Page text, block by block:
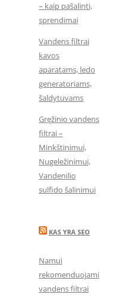
– kaip pašalinti,
sprendimai
Vandens filtrai
kavos
aparatams, ledo
generatoriams,
šaldytuvams
Gręžinio vandens
filtrai –
Minkštinimui,
Nugeležinimui,
Vandenilio
sulfido šalinimui
KAS YRA SEO
Namui
rekomenduojami
vandens filtrai